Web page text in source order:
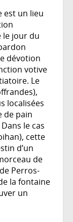
est un lieu
le jour du
dévotion
votive
Le
localisées
de pain
le cas
cette
d’un
de
Perros-
la fontaine
un